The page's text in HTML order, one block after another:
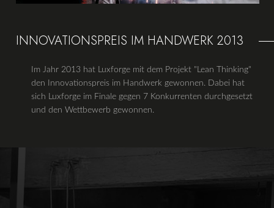
INNOVATIONSPREIS IM HANDWERK 2013
Im Jahr 2013 hat Luxforge mit dem Projekt "Lean Thinking"
den Innovationspreis im Handwerk gewonnen. Dabei hat
sich Luxforge im Finale gegen 7 Konkurrenten durchgesetzt
und den Wettbewerb gewonnen.